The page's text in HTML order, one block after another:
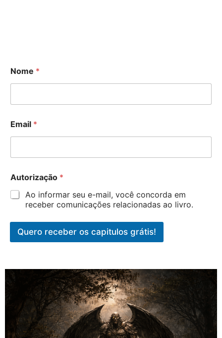
Nome *
Email *
m
a
i
N
m
Autorização *
Ao informar seu e-mail, você concorda em
receber comunicações relacionadas ao livro.
Quero receber os capitulos grátis!